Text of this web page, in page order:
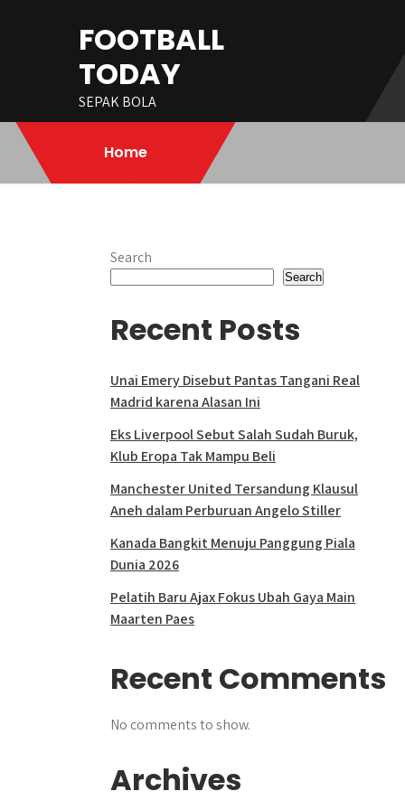
FOOTBALL
TODAY
SEPAK BOLA
Home
Search
Search
Recent Posts
Unai Emery Disebut Pantas Tangani Real
Madrid karena Alasan Ini
Eks Liverpool Sebut Salah Sudah Buruk,
Klub Eropa Tak Mampu Beli
Manchester United Tersandung Klausul
Aneh dalam Perburuan Angelo Stiller
Kanada Bangkit Menuju Panggung Piala
Dunia 2026
Pelatih Baru Ajax Fokus Ubah Gaya Main
Maarten Paes
Recent Comments
No comments to show.
Archives